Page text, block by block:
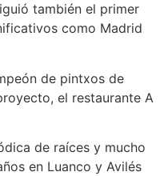
también el primer
como Madrid
de pintxos de
el restaurante A
de raíces y mucho
en Luanco y Avilés